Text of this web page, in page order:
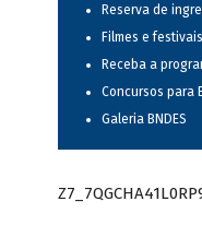
Reserva de
Filmes e
Receba a
Concursos para
Galeria BNDES